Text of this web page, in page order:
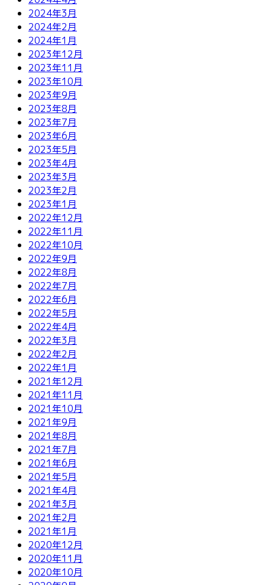
2024年3月
2024年2月
2024年1月
2023年12月
2023年11月
2023年10月
2023年9月
2023年8月
2023年7月
2023年6月
2023年5月
2023年4月
2023年3月
2023年2月
2023年1月
2022年12月
2022年11月
2022年10月
2022年9月
2022年8月
2022年7月
2022年6月
2022年5月
2022年4月
2022年3月
2022年2月
2022年1月
2021年12月
2021年11月
2021年10月
2021年9月
2021年8月
2021年7月
2021年6月
2021年5月
2021年4月
2021年3月
2021年2月
2021年1月
2020年12月
2020年11月
2020年10月